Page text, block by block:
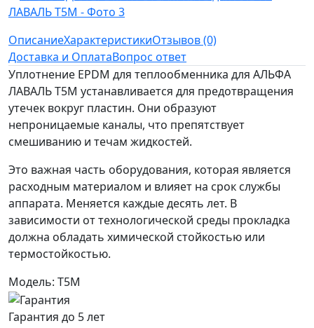
ОписаниеХарактеристикиОтзывов (0)
Доставка и ОплатаВопрос ответ
Уплотнение EPDM для теплообменника для АЛЬФА
ЛАВАЛЬ T5M устанавливается для предотвращения
утечек вокруг пластин. Они образуют
непроницаемые каналы, что препятствует
смешиванию и течам жидкостей.
Это важная часть оборудования, которая является
расходным материалом и влияет на срок службы
аппарата. Меняется каждые десять лет. В
зависимости от технологической среды прокладка
должна обладать химической стойкостью или
термостойкостью.
Модель: T5M
Гарантия до 5 лет